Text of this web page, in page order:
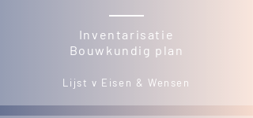
Inventarisatie
Bouwkundig plan
Lijst v Eisen & Wensen